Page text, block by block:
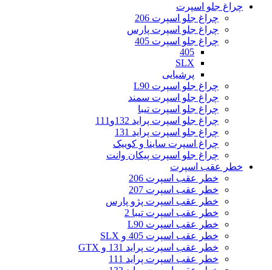
چراغ جلو اسپرت
چراغ جلو اسپرت 206
چراغ جلو اسپرت پارس
چراغ جلو اسپرت 405
405
SLX
پرشیایی
چراغ جلو اسپرت L90
چراغ جلو اسپرت سمند
چراغ جلو اسپرت تیبا
چراغ جلو اسپرت پراید 132و111
چراغ جلو اسپرت پراید 131
چراغ اسپرت ساینا و کوییک
چراغ جلو اسپرت پیکان وانت
خطر عقب اسپرت
خطر عقب اسپرت 206
خطر عقب اسپرت 207
خطر عقب اسپرت پژو پارس
خطر عقب اسپرت تیبا 2
خطر عقب اسپرت L90
خطر عقب اسپرت 405 و SLX
خطر عقب اسپرت پراید 131 و GTX
خطر عقب اسپرت پراید 111